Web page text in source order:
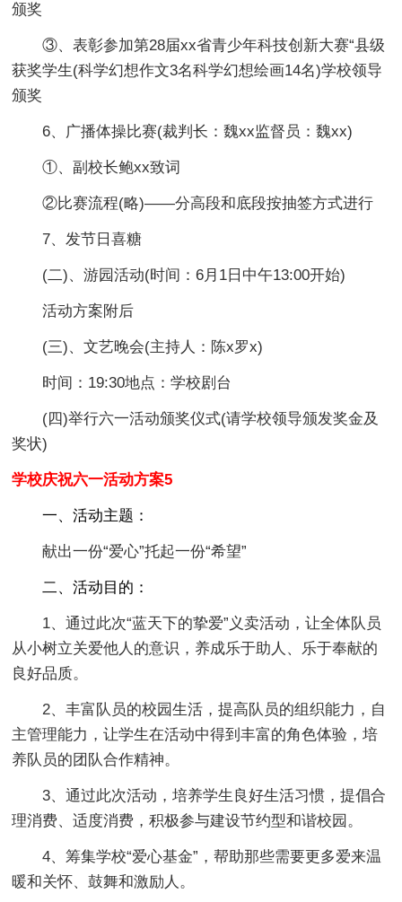
颁奖
③、表彰参加第28届xx省青少年科技创新大赛“县级
获奖学生(科学幻想作文3名科学幻想绘画14名)学校领导
颁奖
6、广播体操比赛(裁判长：魏xx监督员：魏xx)
①、副校长鲍xx致词
②比赛流程(略)——分高段和底段按抽签方式进行
7、发节日喜糖
(二)、游园活动(时间：6月1日中午13:00开始)
活动方案附后
(三)、文艺晚会(主持人：陈x罗x)
时间：19:30地点：学校剧台
(四)举行六一活动颁奖仪式(请学校领导颁发奖金及
奖状)
学校庆祝六一活动方案5
一、活动主题：
献出一份“爱心”托起一份“希望”
二、活动目的：
1、通过此次“蓝天下的挚爱”义卖活动，让全体队员
从小树立关爱他人的意识，养成乐于助人、乐于奉献的
良好品质。
2、丰富队员的校园生活，提高队员的组织能力，自
主管理能力，让学生在活动中得到丰富的角色体验，培
养队员的团队合作精神。
3、通过此次活动，培养学生良好生活习惯，提倡合
理消费、适度消费，积极参与建设节约型和谐校园。
4、筹集学校“爱心基金”，帮助那些需要更多爱来温
暖和关怀、鼓舞和激励人。